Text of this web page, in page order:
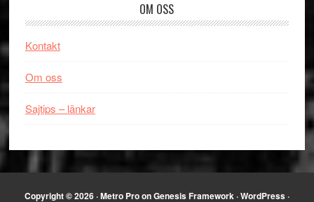
OM OSS
Kontakt
Om oss
Sajtips – länkar
Copyright © 2026 ·Metro ProonGenesis Framework ·WordPress ·